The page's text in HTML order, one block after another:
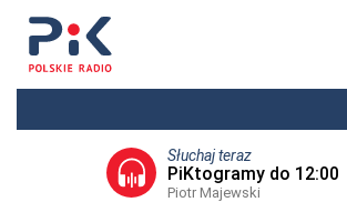
Słuchaj teraz
PiKtogramy do 12:00
Piotr Majewski